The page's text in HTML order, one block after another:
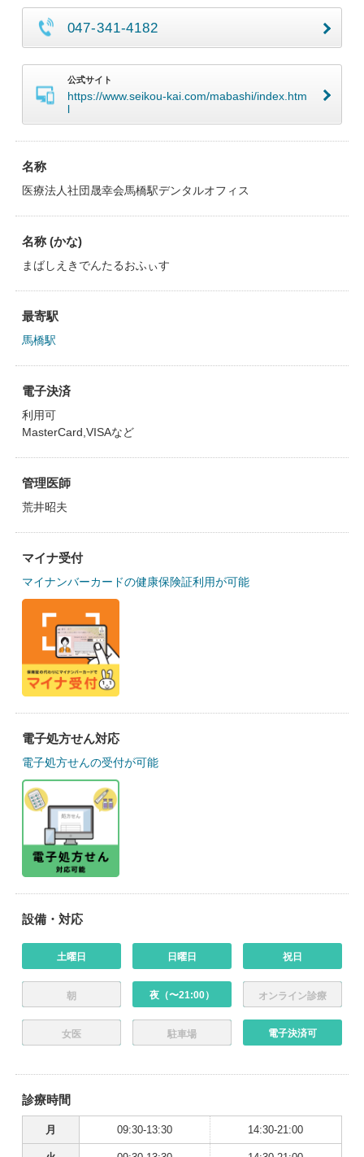
047-341-4182
公式サイト
https://www.seikou-kai.com/mabashi/index.htm
l
名称
医療法人社団晟幸会馬橋駅デンタルオフィス
名称 (かな)
まばしえきでんたるおふぃす
最寄駅
馬橋駅
電子決済
利用可
MasterCard,VISAなど
管理医師
荒井昭夫
マイナ受付
マイナンバーカードの健康保険証利用が可能
電子処方せん対応
電子処方せんの受付が可能
設備・対応
土曜日 日曜日 祝日
朝 夜（〜21:00） オンライン診療
女医 駐車場 電子決済可
診療時間
月 09:30-13:30 14:30-21:00